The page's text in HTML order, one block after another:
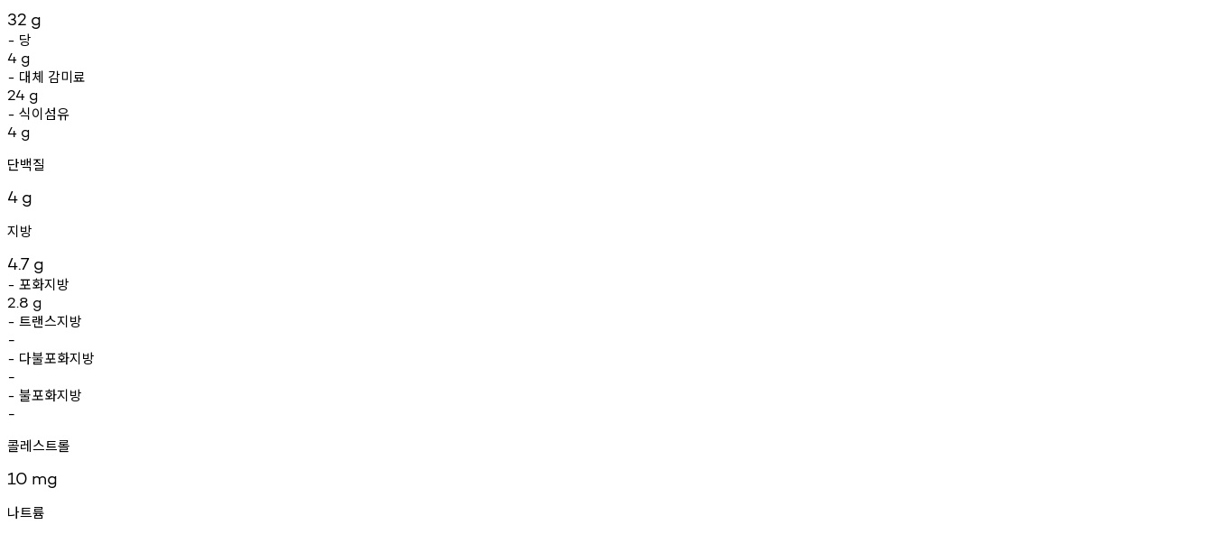
32 g
- 당
4 g
- 대체 감미료
24 g
- 식이섬유
4 g
단백질
4 g
지방
4.7 g
- 포화지방
2.8 g
- 트랜스지방
-
- 다불포화지방
-
- 불포화지방
-
콜레스트롤
10 mg
나트륨